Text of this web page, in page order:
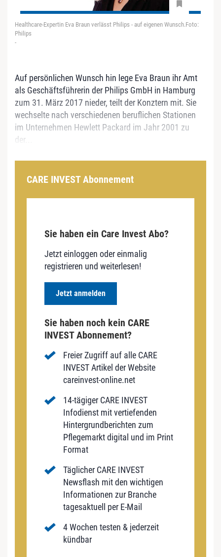
Healthcare-Expertin Eva Braun verlässt Philips - auf eigenen Wunsch.Foto:
Philips
-
Auf persönlichen Wunsch hin lege Eva Braun ihr Amt
als Geschäftsführerin der Philips GmbH in Hamburg
zum 31. März 2017 nieder, teilt der Konztern mit. Sie
wechselte nach verschiedenen beruflichen Stationen
im Unternehmen Hewlett Packard im Jahr 2001 zu
der...
CARE INVEST Abonnement
Sie haben ein Care Invest Abo?
Jetzt einloggen oder einmalig
registrieren und weiterlesen!
Jetzt anmelden
Sie haben noch kein CARE
INVEST Abonnement?
Freier Zugriff auf alle CARE
INVEST Artikel der Website
careinvest-online.net
14-tägiger CARE INVEST
Infodienst mit vertiefenden
Hintergrundberichten zum
Pflegemarkt digital und im Print
Format
Täglicher CARE INVEST
Newsflash mit den wichtigen
Informationen zur Branche
tagesaktuell per E-Mail
4 Wochen testen & jederzeit
kündbar